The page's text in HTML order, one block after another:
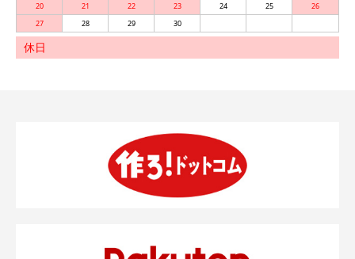
20
21 22 23 24 25
26
27
28 29 30
休日